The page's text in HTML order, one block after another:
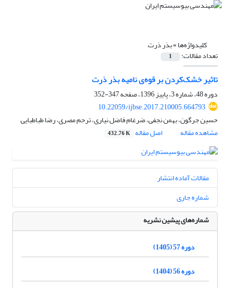
کلیدواژه‌ها =بذر ذرت
تعداد مقالات: 1
تاثیر خشک‌کردن بر قوه‌ی نامیه بذر ذرت
دوره 48، شماره 3، پاییز 1396، صفحه
347-352
10.22059/ijbse.2017.210005.664793
حسین جرگون، بهمن نجفی، ضرغام فاضل نیاری، ترحم مصری، رضا طباطبایی
مشاهده مقاله
اصل مقاله 432.76 K
مقالات آماده انتشار
شماره جاری
شماره‌های پیشین نشریه
دوره 57 (1405)
دوره 56 (1404)